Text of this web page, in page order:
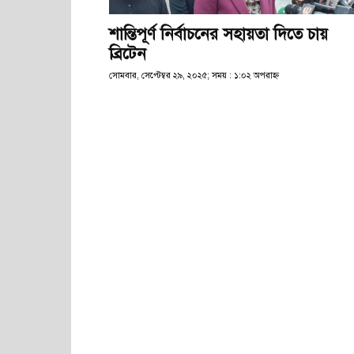
শান্তিপূর্ণ নির্বাচনের সহায়তা দিতে চায়
ব্রিটেন
সোমবার, সেপ্টেম্বর ২৯, ২০২৫; সময় : ১:০২ অপরাহ্ণ